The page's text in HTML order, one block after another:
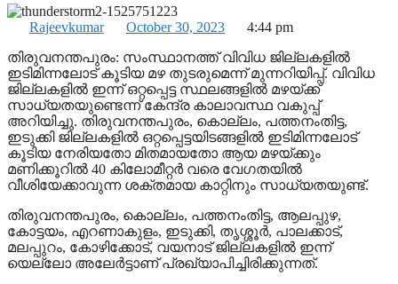
Rajeevkumar October 30, 2023
4:44 pm
തിരുവനന്തപുരം: സംസ്ഥാനത്ത് വിവിധ ജില്ലകളില്‍
ഇടിമിന്നലോട് കൂടിയ മഴ തുടരുമെന്ന് മുന്നറിയിപ്പ്. വിവിധ
ജില്ലകളില്‍ ഇന്ന് ഒറ്റപ്പെട്ട സ്ഥലങ്ങളില്‍ മഴയ്ക്ക്
സാധ്യതയുണ്ടെന്ന് കേന്ദ്ര കാലാവസ്ഥ വകുപ്പ്
അറിയിച്ചു. തിരുവനന്തപുരം, കൊല്ലം, പത്തനംതിട്ട,
ഇടുക്കി ജില്ലകളില്‍ ഒറ്റപ്പെട്ടയിടങ്ങളില്‍ ഇടിമിന്നലോട്
കൂടിയ നേരിയതോ മിതമായതോ ആയ മഴയ്ക്കും
മണിക്കൂറില്‍ 40 കിലോമീറ്റര്‍ വരെ വേഗതയില്‍
വീശിയേക്കാവുന്ന ശക്തമായ കാറ്റിനും സാധ്യതയുണ്ട്.
തിരുവനന്തപുരം, കൊല്ലം, പത്തനംതിട്ട, ആലപ്പുഴ,
കോട്ടയം, എറണാകുളം, ഇടുക്കി, തൃശ്ശൂര്‍, പാലക്കാട്,
മലപ്പുറം, കോഴിക്കോട്, വയനാട് ജില്ലകളില്‍ ഇന്ന്
യെല്ലോ അലേര്‍ട്ടാണ് പ്രഖ്യാപിച്ചിരിക്കുന്നത്.